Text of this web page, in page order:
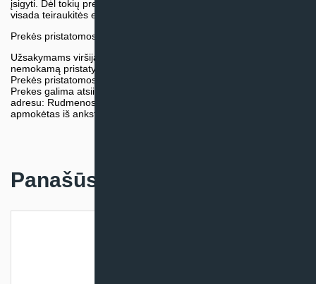
įsigyti. Dėl tokių prekių įsigijimo, tikslios kainos ir tiekimo termino
visada teiraukitės el. paštu:
Prekės pristatomos naudojantis kurjerių tarnybų paslaugomis.
Užsakymams viršijantiems 300€ sumą visuomet taikome
nemokamą pristatymą.
Prekės pristatomos visoje Lietuvos teritorijoje.
Prekes galima atsiimti nemokamai patiems, mūsų sandėlio
adresu: Rudmenos g. 5, Kaunas. Užsakymas turi būti pateiktas ir
apmokėtas iš anksto.
Panašūs produktai